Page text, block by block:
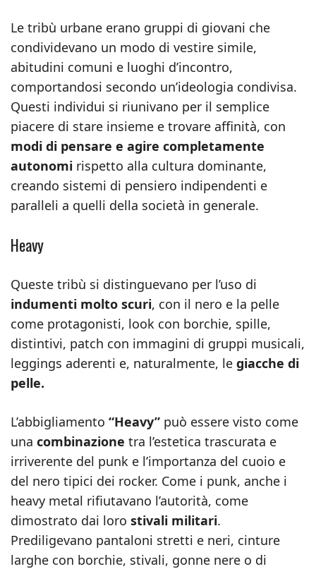
Le tribù urbane erano gruppi di giovani che
condividevano un modo di vestire simile,
abitudini comuni e luoghi d’incontro,
comportandosi secondo un’ideologia condivisa.
Questi individui si riunivano per il semplice
piacere di stare insieme e trovare affinità, con
modi di pensare e agire completamente
autonomi rispetto alla cultura dominante,
creando sistemi di pensiero indipendenti e
paralleli a quelli della società in generale.
Heavy
Queste tribù si distinguevano per l’uso di
indumenti molto scuri, con il nero e la pelle
come protagonisti, look con borchie, spille,
distintivi, patch con immagini di gruppi musicali,
leggings aderenti e, naturalmente, le giacche di
pelle.
L’abbigliamento “Heavy” può essere visto come
una combinazione tra l’estetica trascurata e
irriverente del punk e l’importanza del cuoio e
del nero tipici dei rocker. Come i punk, anche i
heavy metal rifiutavano l’autorità, come
dimostrato dai loro stivali militari.
Prediligevano pantaloni stretti e neri, cinture
larghe con borchie, stivali, gonne nere o di